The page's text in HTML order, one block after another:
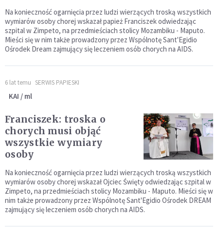
Na konieczność ogarnięcia przez ludzi wierzących troską wszystkich
wymiarów osoby chorej wskazał papież Franciszek odwiedzając
szpital w Zimpeto, na przedmieściach stolicy Mozambiku - Maputo.
Mieści się w nim także prowadzony przez Wspólnotę Sant'Egidio
Ośrodek Dream zajmujący się leczeniem osób chorych na AIDS.
6 lat temu SERWIS PAPIESKI
KAI / ml
Franciszek: troska o
chorych musi objąć
wszystkie wymiary
osoby
Na konieczność ogarnięcia przez ludzi wierzących troską wszystkich
wymiarów osoby chorej wskazał Ojciec Święty odwiedzając szpital w
Zimpeto, na przedmieściach stolicy Mozambiku - Maputo. Mieści się w
nim także prowadzony przez Wspólnotę Sant'Egidio Ośrodek DREAM
zajmujący się leczeniem osób chorych na AIDS.